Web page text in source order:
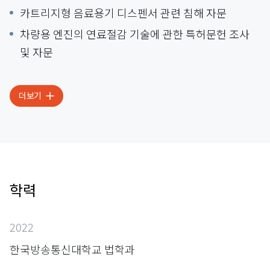
카트리지형 음료용기 디스펜서 관련 침해 자문
차량용 엔진의 연료절감 기술에 관한 특허문헌 조사
및 자문
더보기
학력
2022
한국방송통신대학교 법학과